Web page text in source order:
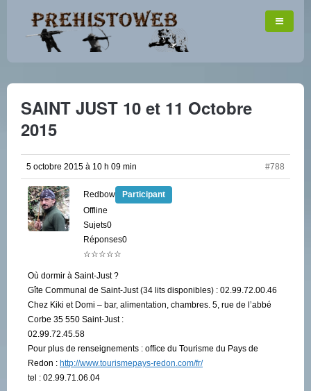
SAINT JUST 10 et 11 Octobre
2015
5 octobre 2015 à 10 h 09 min #788
Redbow
Participant
Offline
Sujets0
Réponses0
☆☆☆☆☆
Où dormir à Saint-Just ?
Gîte Communal de Saint-Just (34 lits disponibles) : 02.99.72.00.46
Chez Kiki et Domi – bar, alimentation, chambres. 5, rue de l’abbé
Corbe 35 550 Saint-Just :
02.99.72.45.58
Pour plus de renseignements : office du Tourisme du Pays de
Redon : http://www.tourismepays-redon.com/fr/
tel : 02.99.71.06.04